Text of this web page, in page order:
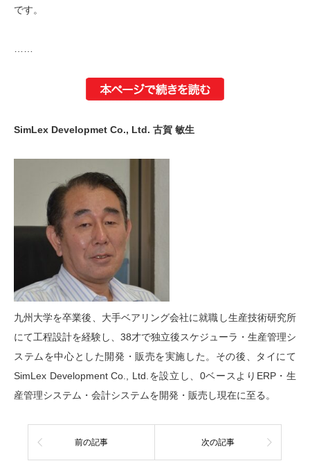
です。
SimLex Developmet Co., Ltd. 古賀 敏生
九州大学を卒業後、大手ベアリング会社に就職し生産技術研究所
にて工程設計を経験し、38才で独立後スケジューラ・生産管理シ
ステムを中心とした開発・販売を実施した。その後、タイにて
SimLex Development Co., Ltd.を設立し、0ベースよりERP・生
産管理システム・会計システムを開発・販売し現在に至る。
前の記事 次の記事